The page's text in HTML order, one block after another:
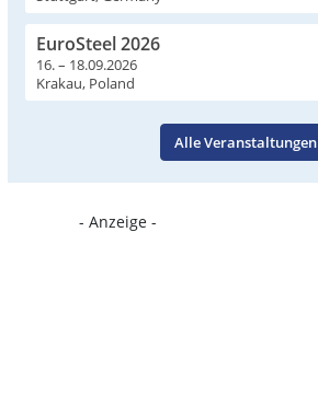
EuroSteel 2026
16. – 18.09.2026
Krakau, Poland
Alle Veranstaltungen
- Anzeige -